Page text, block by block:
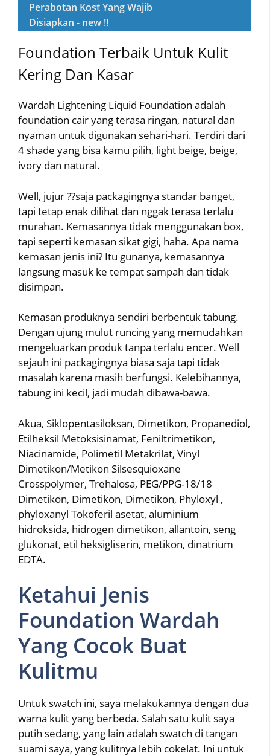
Perabotan Kost Yang Wajib
Disiapkan - new !!
Foundation Terbaik Untuk Kulit
Kering Dan Kasar
Wardah Lightening Liquid Foundation adalah
foundation cair yang terasa ringan, natural dan
nyaman untuk digunakan sehari-hari. Terdiri dari
4 shade yang bisa kamu pilih, light beige, beige,
ivory dan natural.
Well, jujur ??saja packagingnya standar banget,
tapi tetap enak dilihat dan nggak terasa terlalu
murahan. Kemasannya tidak menggunakan box,
tapi seperti kemasan sikat gigi, haha. Apa nama
kemasan jenis ini? Itu gunanya, kemasannya
langsung masuk ke tempat sampah dan tidak
disimpan.
Kemasan produknya sendiri berbentuk tabung.
Dengan ujung mulut runcing yang memudahkan
mengeluarkan produk tanpa terlalu encer. Well
sejauh ini packagingnya biasa saja tapi tidak
masalah karena masih berfungsi. Kelebihannya,
tabung ini kecil, jadi mudah dibawa-bawa.
Akua, Siklopentasiloksan, Dimetikon, Propanediol,
Etilheksil Metoksisinamat, Feniltrimetikon,
Niacinamide, Polimetil Metakrilat, Vinyl
Dimetikon/Metikon Silsesquioxane
Crosspolymer, Trehalosa, PEG/PPG-18/18
Dimetikon, Dimetikon, Dimetikon, Phyloxyl ,
phyloxanyl Tokoferil asetat, aluminium
hidroksida, hidrogen dimetikon, allantoin, seng
glukonat, etil heksigliserin, metikon, dinatrium
EDTA.
Ketahui Jenis
Foundation Wardah
Yang Cocok Buat
Kulitmu
Untuk swatch ini, saya melakukannya dengan dua
warna kulit yang berbeda. Salah satu kulit saya
putih sedang, yang lain adalah swatch di tangan
suami saya, yang kulitnya lebih cokelat. Ini untuk